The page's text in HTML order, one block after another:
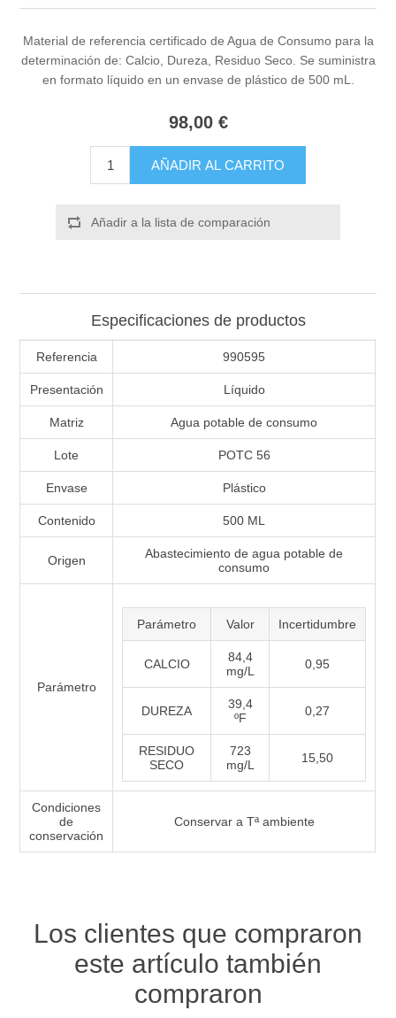
Material de referencia certificado de Agua de Consumo para la
determinación de: Calcio, Dureza, Residuo Seco. Se suministra
en formato líquido en un envase de plástico de 500 mL.
98,00 €
AÑADIR AL CARRITO
Añadir a la lista de comparación
Especificaciones de productos
Referencia 990595
Presentación Líquido
Matriz Agua potable de consumo
Lote POTC 56
Envase Plástico
Contenido 500 ML
Origen
Abastecimiento de agua potable de
consumo
Parámetro
Parámetro Valor Incertidumbre
CALCIO
84,4
mg/L
0,95
DUREZA
39,4
ºF
0,27
RESIDUO
SECO
723
mg/L
15,50
Condiciones
de
conservación
Conservar a Tª ambiente
Los clientes que compraron
este artículo también
compraron